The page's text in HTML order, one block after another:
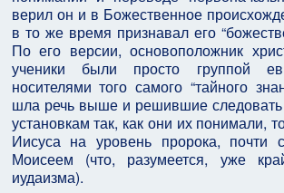
верил он и в Божественное
в то же время признавал его
По его версии, основоположник
ученики были просто группой
носителями того самого “тайного
шла речь выше и решившие
установкам так, как они их понимали,
Иисуса на уровень пророка, почти
Моисеем (что, разумеется, уже
иудаизма).